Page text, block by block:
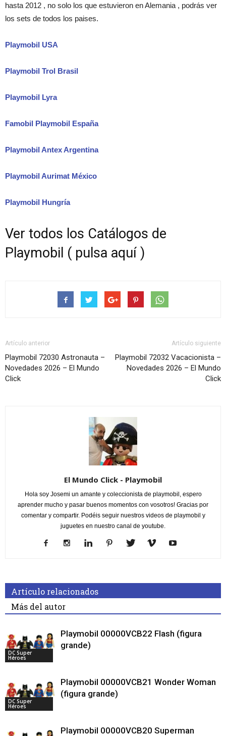
hasta 2012 , no solo los que estuvieron en Alemania , podrás ver
los sets de todos los paises.
Playmobil USA
Playmobil Trol Brasil
Playmobil Lyra
Famobil Playmobil España
Playmobil Antex Argentina
Playmobil Aurimat México
Playmobil Hungría
Ver todos los Catálogos de
Playmobil ( pulsa aquí )
Artículo anterior
Playmobil 72030 Astronauta –
Novedades 2026 – El Mundo
Click
Artículo siguiente
Playmobil 72032 Vacacionista –
Novedades 2026 – El Mundo
Click
El Mundo Click - Playmobil
Hola soy Josemi un amante y coleccionista de playmobil, espero
aprender mucho y pasar buenos momentos con vosotros! Gracias por
comentar y compartir. Podéis seguir nuestros videos de playmobil y
juguetes en nuestro canal de youtube.
Artículo relacionados
Más del autor
DC Super
Héroes
Playmobil 00000VCB22 Flash (figura
grande)
DC Super
Héroes
Playmobil 00000VCB21 Wonder Woman
(figura grande)
Playmobil 00000VCB20 Superman